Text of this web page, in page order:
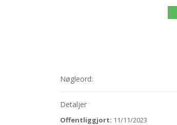
Nøgleord:
Detaljer
Offentliggjort: 11/11/2023